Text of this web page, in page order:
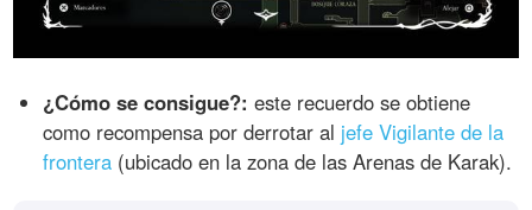
¿Cómo se consigue?: este recuerdo se obtiene
como recompensa por derrotar al jefe Vigilante de la
frontera (ubicado en la zona de las Arenas de Karak).